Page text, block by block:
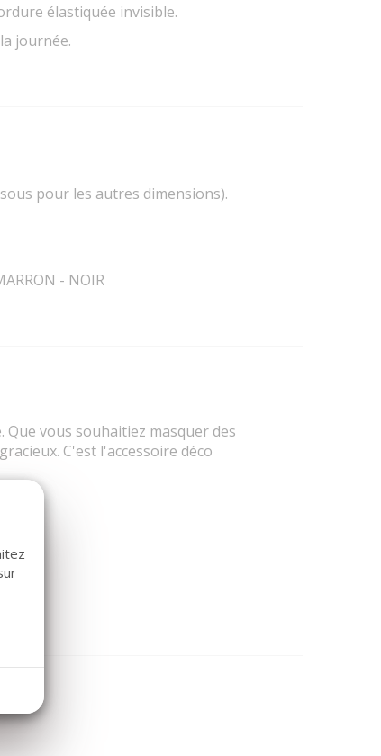
élastiquée invisible.
journée.
pour les autres dimensions).
- NOIR
vous souhaitiez masquer des
C'est l'accessoire déco